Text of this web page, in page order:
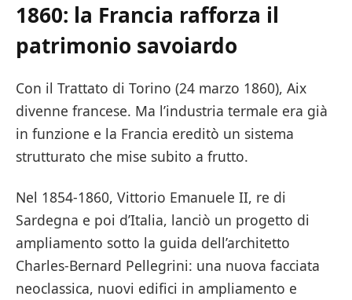
1860: la Francia rafforza il
patrimonio savoiardo
Con il Trattato di Torino (24 marzo 1860), Aix
divenne francese. Ma l’industria termale era già
in funzione e la Francia ereditò un sistema
strutturato che mise subito a frutto.
Nel 1854-1860, Vittorio Emanuele II, re di
Sardegna e poi d’Italia, lanciò un progetto di
ampliamento sotto la guida dell’architetto
Charles-Bernard Pellegrini: una nuova facciata
neoclassica, nuovi edifici in ampliamento e